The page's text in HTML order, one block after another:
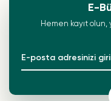
E-
Hemen kayıt olun,